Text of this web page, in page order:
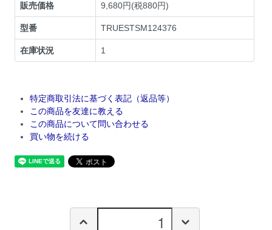
販売価格 9,680円(税880円)
型番 TRUESTSM124376
在庫状況 1
特定商取引法に基づく表記（返品等）
この商品を友達に教える
この商品について問い合わせる
買い物を続ける